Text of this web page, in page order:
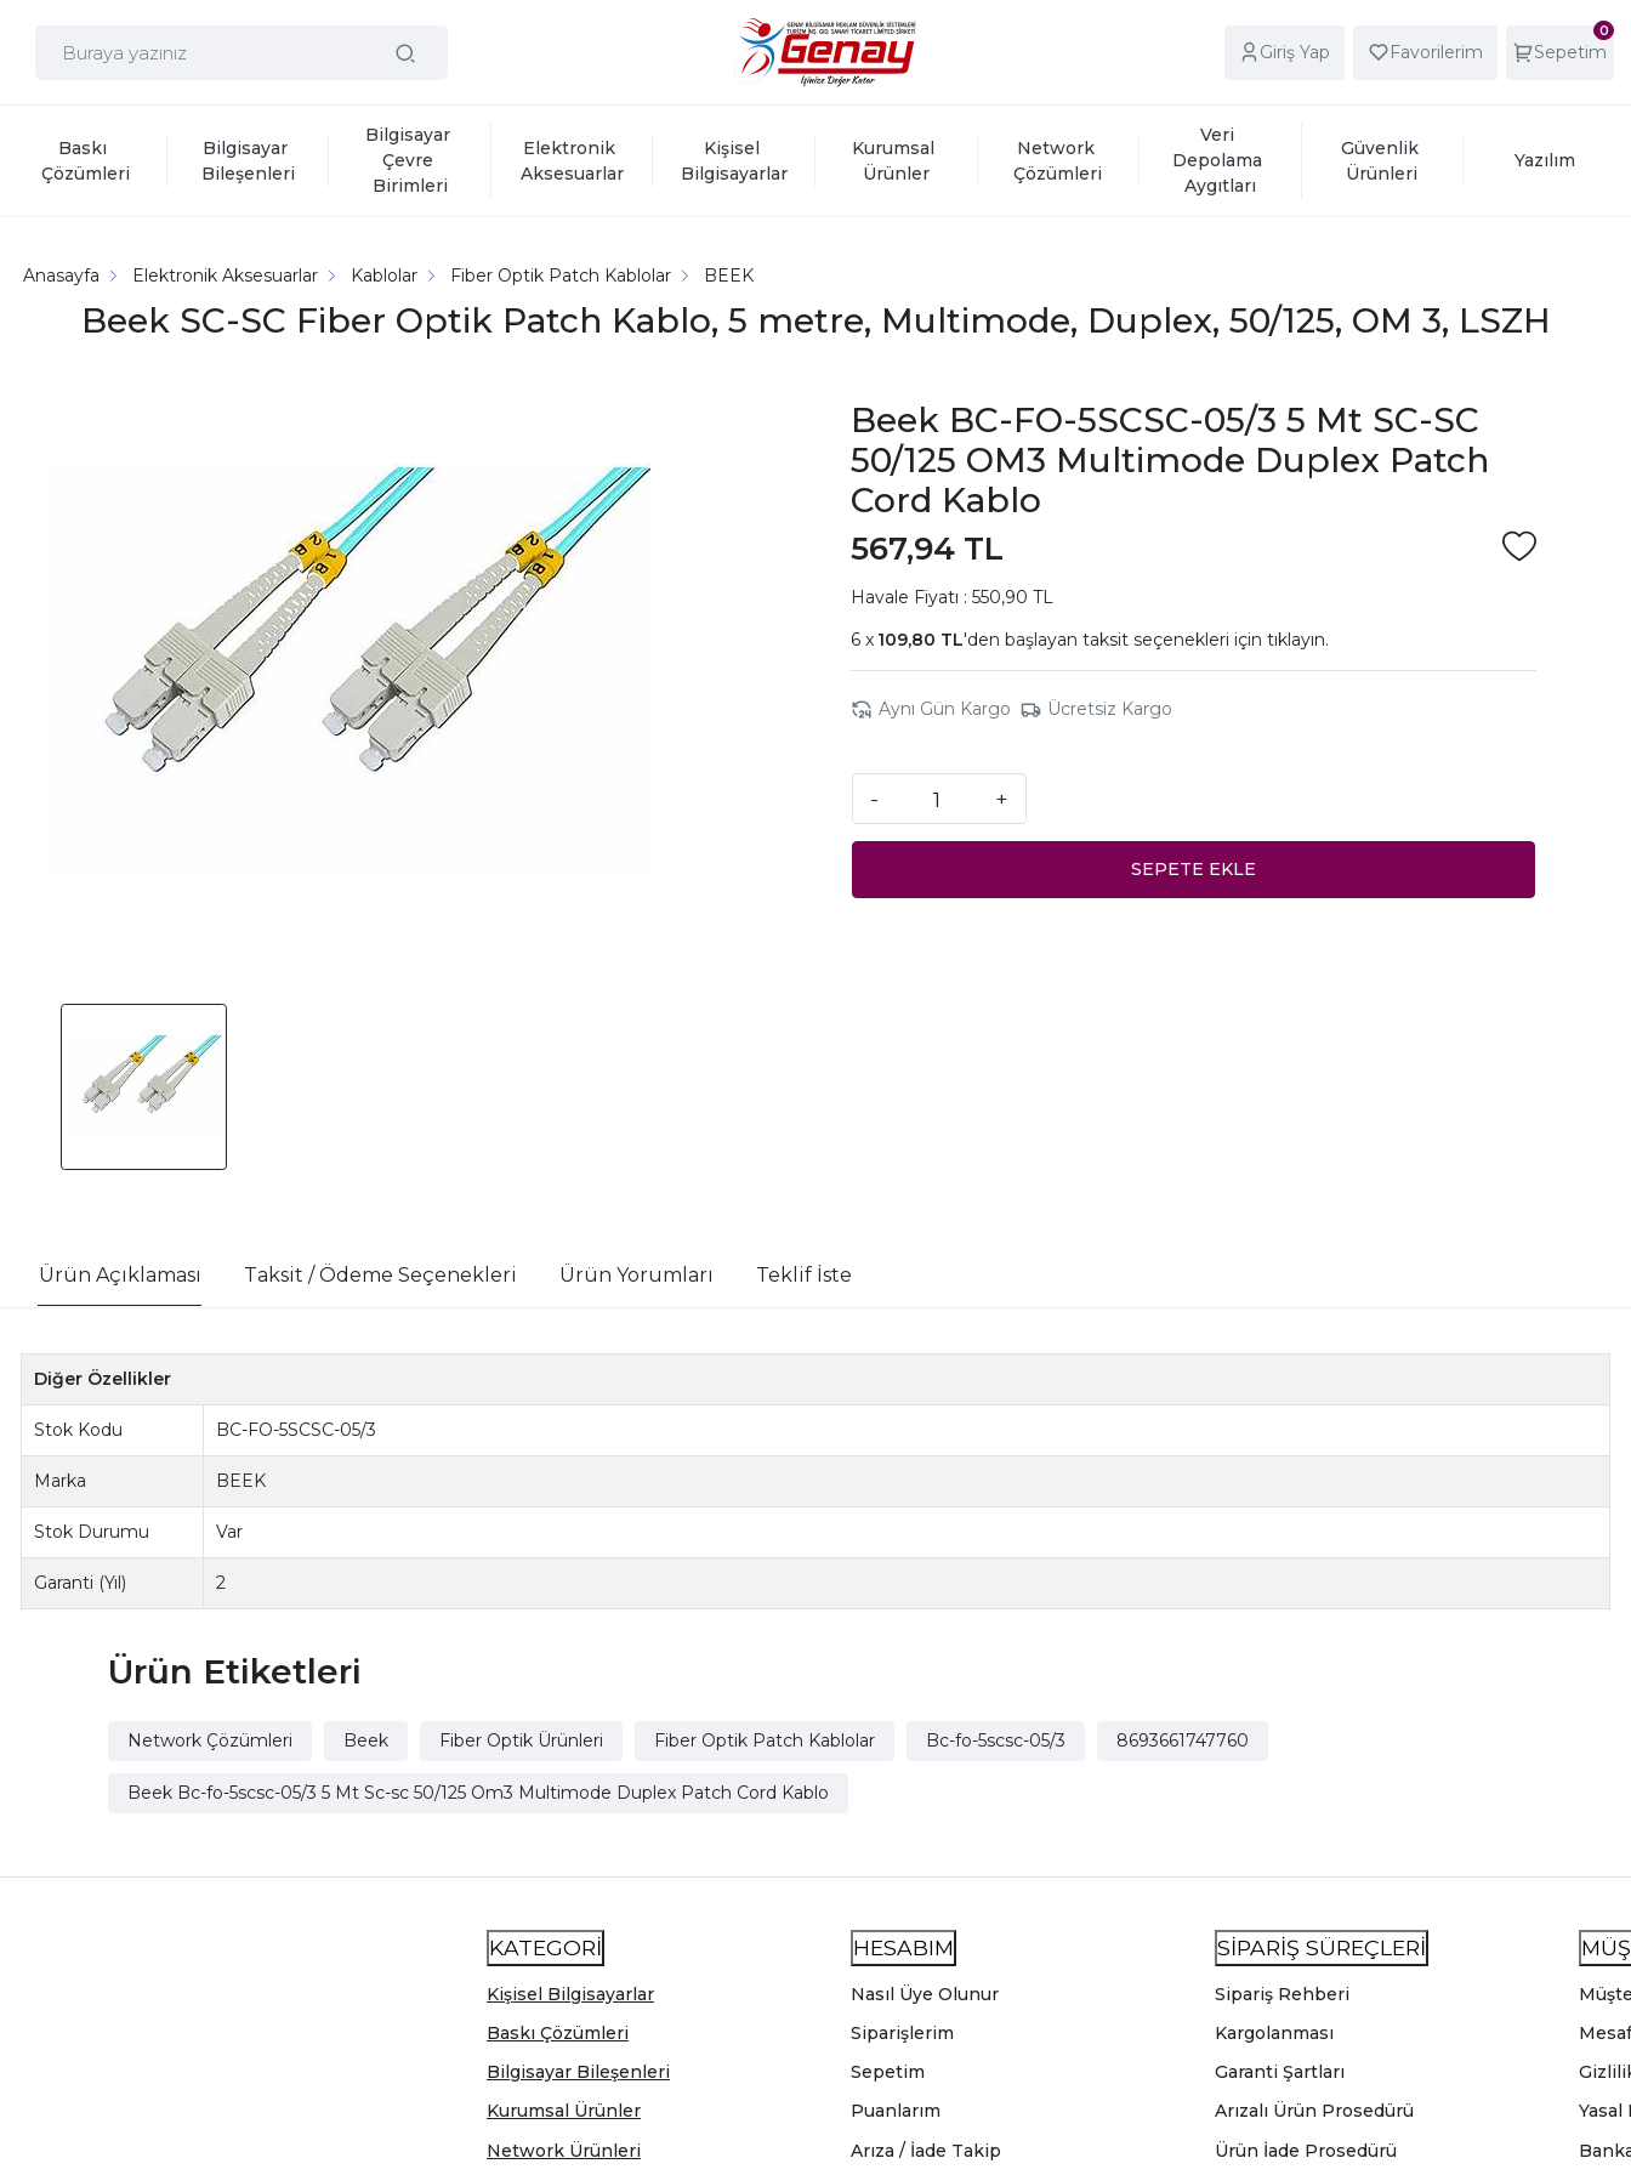
Giriş Yap Favorilerim
0
Sepetim
Baskı
Çözümleri
Bilgisayar
Bileşenleri
Bilgisayar
Çevre
Birimleri
Elektronik
Aksesuarlar
Kişisel
Bilgisayarlar
Kurumsal
Ürünler
Network
Çözümleri
Veri
Depolama
Aygıtları
Güvenlik
Ürünleri
Yazılım
Beek SC-SC Fiber Optik Patch Kablo, 5 metre, Multimode, Duplex, 50/125, OM 3, LSZH
Anasayfa Elektronik Aksesuarlar Kablolar Fiber Optik Patch Kablolar BEEK
Beek BC-FO-5SCSC-05/3 5 Mt SC-SC
50/125 OM3 Multimode Duplex Patch
Cord Kablo
567,94 TL
Havale Fiyatı : 550,90 TL
109,80 TL'den başlayan taksit seçenekleri için tıklayın.
Aynı Gün Kargo Ücretsiz Kargo
- +
SEPETE EKLE
Ürün Açıklaması Taksit / Ödeme Seçenekleri Ürün Yorumları Teklif İste
Diğer Özellikler
Stok Kodu BC-FO-5SCSC-05/3
Marka BEEK
Stok Durumu Var
Garanti (Yıl) 2
Ürün Etiketleri
Network Çözümleri Beek Fiber Optik Ürünleri Fiber Optik Patch Kablolar Bc-fo-5scsc-05/3 8693661747760
Beek Bc-fo-5scsc-05/3 5 Mt Sc-sc 50/125 Om3 Multimode Duplex Patch Cord Kablo
KATEGORİ
Kişisel Bilgisayarlar
Baskı Çözümleri
Bilgisayar Bileşenleri
Kurumsal Ürünler
Network Ürünleri
HESABIM
Nasıl Üye Olunur
Siparişlerim
Sepetim
Puanlarım
Arıza / İade Takip
SİPARİŞ SÜREÇLERİ
Sipariş Rehberi
Kargolanması
Garanti Şartları
Arızalı Ürün Prosedürü
Ürün İade Prosedürü
Yasal